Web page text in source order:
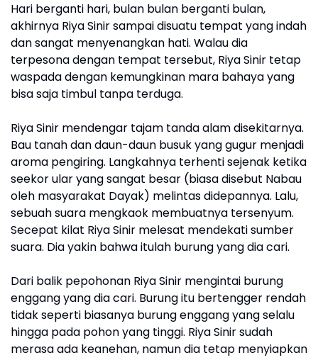
Hari berganti hari, bulan bulan berganti bulan,
akhirnya Riya Sinir sampai disuatu tempat yang indah
dan sangat menyenangkan hati. Walau dia
terpesona dengan tempat tersebut, Riya Sinir tetap
waspada dengan kemungkinan mara bahaya yang
bisa saja timbul tanpa terduga.
Riya Sinir mendengar tajam tanda alam disekitarnya.
Bau tanah dan daun-daun busuk yang gugur menjadi
aroma pengiring. Langkahnya terhenti sejenak ketika
seekor ular yang sangat besar (biasa disebut Nabau
oleh masyarakat Dayak) melintas didepannya. Lalu,
sebuah suara mengkaok membuatnya tersenyum.
Secepat kilat Riya Sinir melesat mendekati sumber
suara. Dia yakin bahwa itulah burung yang dia cari.
Dari balik pepohonan Riya Sinir mengintai burung
enggang yang dia cari. Burung itu bertengger rendah
tidak seperti biasanya burung enggang yang selalu
hingga pada pohon yang tinggi. Riya Sinir sudah
merasa ada keanehan, namun dia tetap menyiapkan